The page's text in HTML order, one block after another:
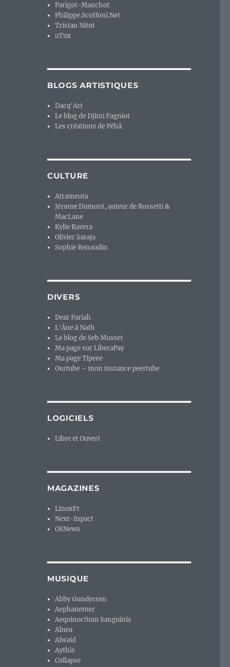
Parigot-Manchot
Philippe.Scoffoni.Net
Tristan Nitot
uTux
BLOGS ARTISTIQUES
Dacq'Art
Le blog de Djimi Fagniot
Les créations de Péhä.
CULTURE
Atramenta
Jérome Dumont, auteur de Rossetti &
MacLane
Kylie Ravera
Olivier Saraja
Sophie Renaudin
DIVERS
Dear Pariah
L'Âne à Nath
Le blog de Seb Musset
Ma page sur LiberaPay
Ma page Tipeee
Ourtube – mon instance peertube
LOGICIELS
Libre et Ouvert
MAGAZINES
LinuxFr
Next-Inpact
OSNews
MUSIQUE
Abby Gundersen
Aephanemer
Aequinoctium Sanguinis
Alnea
Alwaid
Aythis
Collapse